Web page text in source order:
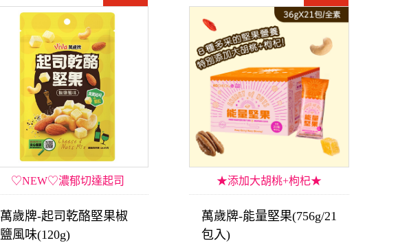
♡NEW♡濃郁切達起司
萬歲牌-起司乾酪堅果椒
鹽風味(120g)
★添加大胡桃+枸杞★
萬歲牌-能量堅果(756g/21
包入)